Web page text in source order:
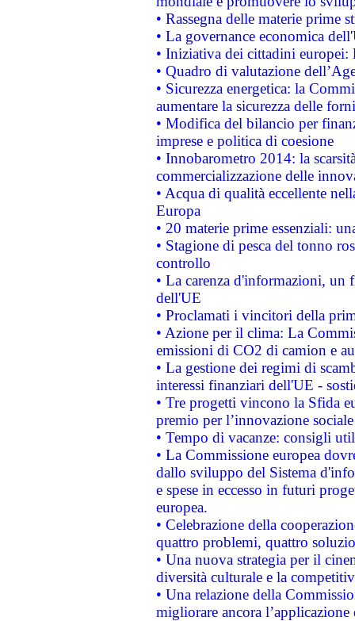
• Rassegna delle materie prime
• La governance economica
• Iniziativa dei cittadini
• Quadro di valutazione
• Sicurezza energetica: la
aumentare la sicurezza delle
• Modifica del bilancio per
imprese e politica di coesione
• Innobarometro 2014: la
commercializzazione delle
• Acqua di qualità eccellente
Europa
• 20 materie prime essenziali:
• Stagione di pesca del tonno
controllo
• La carenza d'informazioni, un
dell'UE
• Proclamati i vincitori della
• Azione per il clima: La
emissioni di CO2 di camion e
• La gestione dei regimi di
interessi finanziari dell'UE -
• Tre progetti vincono la Sfida
premio per l’innovazione sociale
• Tempo di vacanze: consigli
• La Commissione europea
dallo sviluppo del Sistema
e spese in eccesso in futuri
europea.
• Celebrazione della
quattro problemi, quattro
• Una nuova strategia per il
diversità culturale e la
• Una relazione della
migliorare ancora